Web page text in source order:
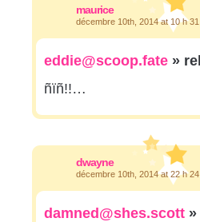
maurice
décembre 10th, 2014 at 10 h
eddie@scoop.fate »
ñïñ!!…
dwayne
décembre 10th, 2014 at 22 h
damned@shes.scott